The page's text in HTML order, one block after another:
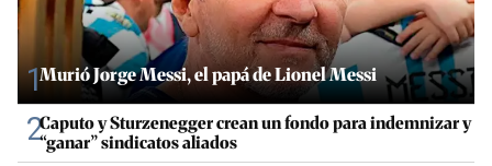
1Murió Jorge Messi, el papá de Lionel Messi
2Caputo y Sturzenegger crean un fondo para indemnizar y
“ganar” sindicatos aliados